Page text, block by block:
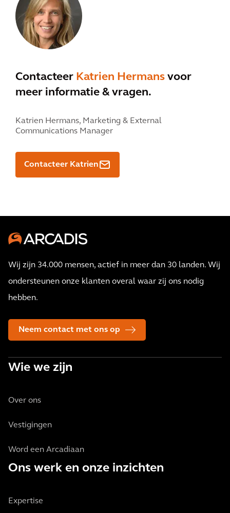
Contacteer Katrien Hermans voor
meer informatie & vragen.
Katrien Hermans, Marketing & External
Communications Manager
Contacteer Katrien
Wij zijn 34.000 mensen, actief in meer dan 30 landen. Wij
ondersteunen onze klanten overal waar zij ons nodig
hebben.
Neem contact met ons op
Wie we zijn
Over ons
Vestigingen
Word een Arcadiaan
Ons werk en onze inzichten
Expertise